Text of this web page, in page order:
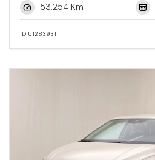
53.254 Km
ID U1283931